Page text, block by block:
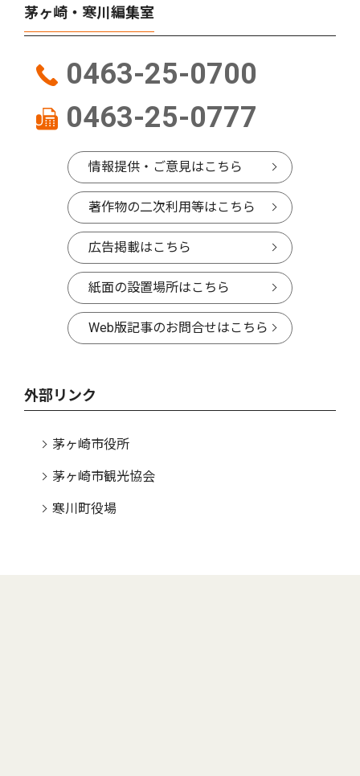
茅ヶ崎・寒川編集室
0463-25-0700
0463-25-0777
情報提供・ご意見はこちら
著作物の二次利用等はこちら
広告掲載はこちら
紙面の設置場所はこちら
Web版記事のお問合せはこちら
外部リンク
茅ヶ崎市役所
茅ヶ崎市観光協会
寒川町役場